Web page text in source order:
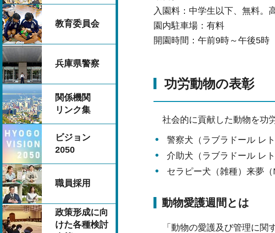
教育委員会
兵庫県警察
関係機関
リンク集
ビジョン
2050
職員採用
政策形成に向
けた各種検討
入園料：中学生以下、無料。
園内駐車場：有料
開園時間：午前9時～午後5時
功労動物の表彰
社会的に貢献した動物を功
警察犬（ラブラドール レ
介助犬（ラブラドール レ
セラピー犬（雑種）来夢
動物愛護週間とは
「動物の愛護及び管理に関